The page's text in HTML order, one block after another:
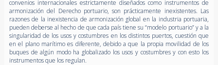
convenios internacionales estrictamente diseñados como instrumentos de
armonización del Derecho portuario, son prácticamente inexistentes. Las
razones de la inexistencia de armonización global en la industria portuaria,
pueden deberse al hecho de que cada país tiene su “modelo portuario” y a la
singularidad de los usos y costumbres en los distintos puertos, cuestión que
en el plano marítimo es diferente, debido a que la propia movilidad de los
buques de algún modo ha globalizado los usos y costumbres y con esto los
instrumentos que los regulan.